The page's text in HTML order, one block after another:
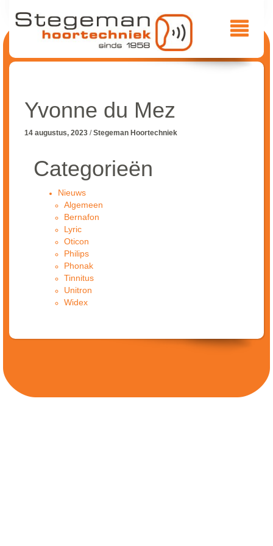
Yvonne du Mez
14 augustus, 2023 /Stegeman Hoortechniek
Categorieën
Nieuws
Algemeen
Bernafon
Lyric
Oticon
Philips
Phonak
Tinnitus
Unitron
Widex